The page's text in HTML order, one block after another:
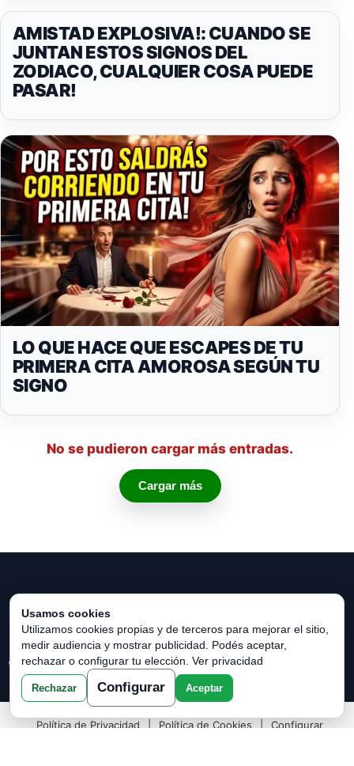
AMISTAD EXPLOSIVA!: CUANDO SE
JUNTAN ESTOS SIGNOS DEL
ZODIACO, CUALQUIER COSA PUEDE
PASAR!
LO QUE HACE QUE ESCAPES DE TU
PRIMERA CITA AMOROSA SEGÚN TU
SIGNO
No se pudieron cargar más entradas.
Cargar más
© 2026 Horóscopo Verde. Todos los derechos reservados.
Política de Privacidad Política de Cookies
Configurar
Usamos cookies
Utilizamos cookies propias y de terceros para mejorar el sitio,
medir audiencia y mostrar publicidad. Podés aceptar,
rechazar o configurar tu elección. Ver privacidad
Rechazar Configurar Aceptar